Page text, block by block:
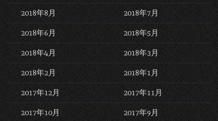
2018年8月 2018年7月
2018年6月 2018年5月
2018年4月 2018年3月
2018年2月 2018年1月
2017年12月 2017年11月
2017年10月 2017年9月